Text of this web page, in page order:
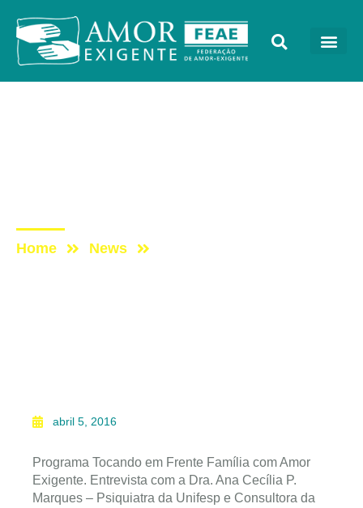
Home News
abril 5, 2016
Programa Tocando em Frente Família com Amor
Exigente. Entrevista com a Dra. Ana Cecília P.
Marques – Psiquiatra da Unifesp e Consultora da